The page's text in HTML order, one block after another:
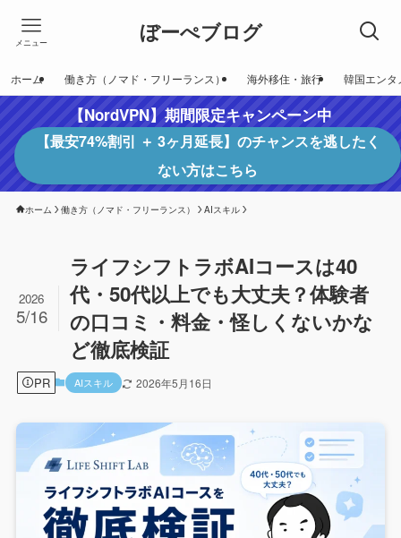
ぼーぺブログ
メニュー
ホーム 働き方（ノマド・フリーランス） 海外移住・旅行 韓国エンタ
【NordVPN】期間限定キャンペーン中
【最安74%割引 ＋ 3ヶ月延長】のチャンスを逃したく
ない方はこちら
ホーム 働き方（ノマド・フリーランス） AIスキル
ライフシフトラボAIコースは40
代・50代以上でも大丈夫？体験者
の口コミ・料金・怪しくないかな
ど徹底検証
2026
5/16
PR AIスキル 2026年5月16日